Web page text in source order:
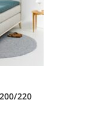
220